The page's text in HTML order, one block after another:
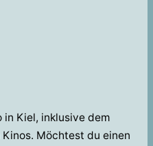
in Kiel, inklusive dem
Möchtest du einen